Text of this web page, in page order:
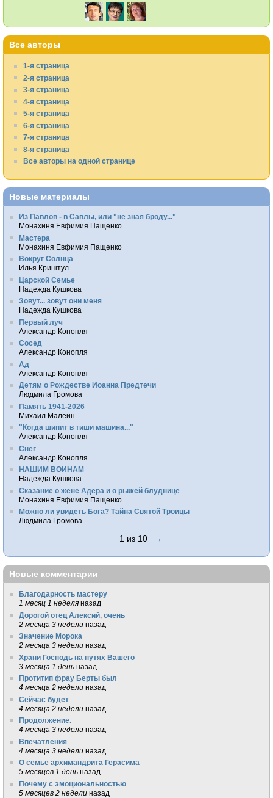
Все авторы
1-я страница
2-я страница
3-я страница
4-я страница
5-я страница
6-я страница
7-я страница
8-я страница
Все авторы на одной странице
Новые материалы
Из Павлов - в Савлы, или "не зная броду..."
Монахиня Евфимия Пащенко
Мастера
Монахиня Евфимия Пащенко
Вокруг Солнца
Илья Криштул
Царской Семье
Надежда Кушкова
Зовут... зовут они меня
Надежда Кушкова
Первый луч
Александр Конопля
Сосед
Александр Конопля
Ад
Александр Конопля
Детям о Рождестве Иоанна Предтечи
Людмила Громова
Память 1941-2026
Михаил Малеин
"Когда шипит в тиши машина..."
Александр Конопля
Снег
Александр Конопля
НАШИМ ВОИНАМ
Надежда Кушкова
Сказание о жене Адера и о рыжей блуднице
Монахиня Евфимия Пащенко
Можно ли увидеть Бога? Тайна Святой Троицы
Людмила Громова
1 из 10 →
Новые комментарии
Благодарность мастеру
1 месяц 1 неделя назад
Дорогой отец Алексий, очень
2 месяца 3 недели назад
Значение Морока
2 месяца 3 недели назад
Храни Господь на путях Вашего
3 месяца 1 день назад
Протитип фрау Берты был
4 месяца 2 недели назад
Сейчас будет
4 месяца 2 недели назад
Продолжение.
4 месяца 3 недели назад
Впечатления
4 месяца 3 недели назад
О семье архимандрита Герасима
5 месяцев 1 день назад
Почему с эмоциональностью
5 месяцев 2 недели назад